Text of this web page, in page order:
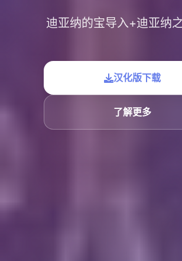
迪亚纳的宝导入+迪亚纳
汉化版下载
了解更多